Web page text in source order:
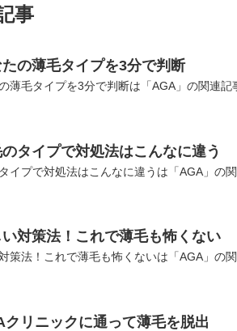
事
の薄毛タイプを3分で判断
薄毛タイプを3分で判断は「AGA」の関連
タイプで対処法はこんなに違う
イプで対処法はこんなに違うは「AGA」の
対策法！これで薄毛も怖くない
策法！これで薄毛も怖くないは「AGA」の
クリニックに通って薄毛を脱出